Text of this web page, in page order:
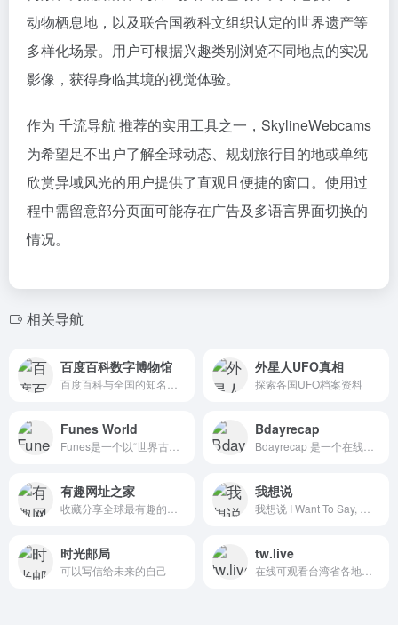
动物栖息地，以及联合国教科文组织认定的世界遗产等
多样化场景。用户可根据兴趣类别浏览不同地点的实况
影像，获得身临其境的视觉体验。
作为 千流导航 推荐的实用工具之一，SkylineWebcams
为希望足不出户了解全球动态、规划旅行目的地或单纯
欣赏异域风光的用户提供了直观且便捷的窗口。使用过
程中需留意部分页面可能存在广告及多语言界面切换的
情况。
相关导航
百度百科数字博物馆 外星人UFO真相
探索各国UFO档案资料
Funes World Bdayrecap
有趣网址之家 我想说
时光邮局
可以写信给未来的自己
tw.live